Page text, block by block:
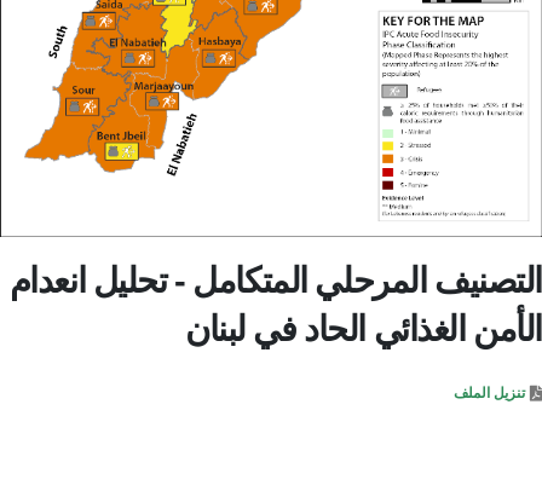
التصنيف المرحلي المتكامل - تحليل انعدام
الأمن الغذائي الحاد في لبنان
تنزيل الملف